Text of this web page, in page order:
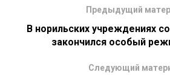
Предыдущий
В норильских учреждениях
закончился особый
Следующий